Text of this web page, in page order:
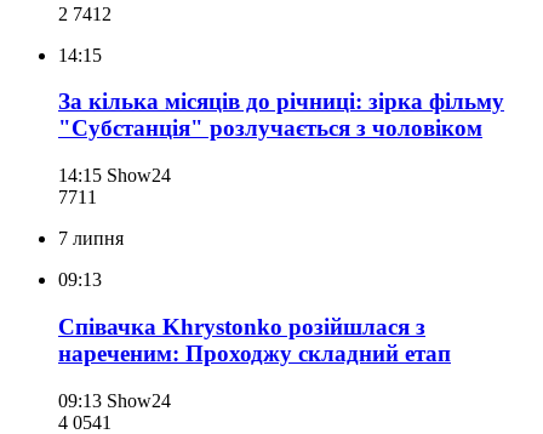
2 741 2
14:15
За кілька місяців до річниці: зірка фільму
"Субстанція" розлучається з чоловіком
14:15 Show24
771 1
7 липня
09:13
Співачка Khrystonko розійшлася з
нареченим: Проходжу складний етап
09:13 Show24
4 0541